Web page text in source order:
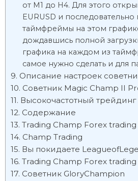
от М1 до Н4. Для этого
EURUSD и
таймфреймы на этом
дождавшись полной
графика на каждом из
самое нужно сделать и для
Описание настроек
Советник Magic Champ II
Высокочастотный трейдинг
Содержание
Trading Champ Forex
Champ Trading
Вы покидаете
Trading Champ Forex
Советник GloryChampion